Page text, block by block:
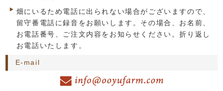
畑にいるため電話に出られない場合がございますので、
留守番電話に録音をお願いします。その場合、お名前、
お電話番号、ご注文内容をお知らせください。折り返し
お電話いたします。
E-mail